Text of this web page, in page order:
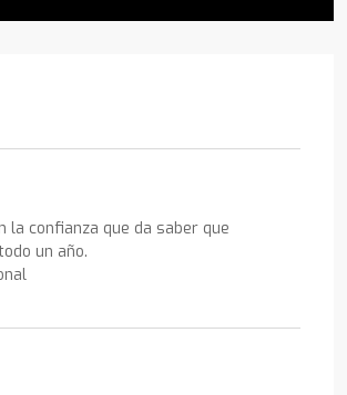
la confianza que da saber que
un año.